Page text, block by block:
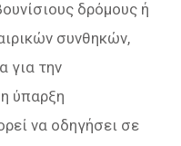
δρόμους ή
συνθηκών,
για την
ύπαρξη
να οδηγήσει σε